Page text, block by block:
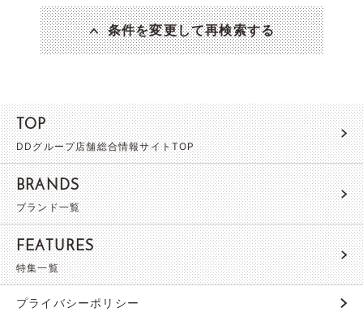
条件を変更して再検索する
TOP
DDグループ店舗総合情報サイトTOP
BRANDS
ブランド一覧
FEATURES
特集一覧
プライバシーポリシー